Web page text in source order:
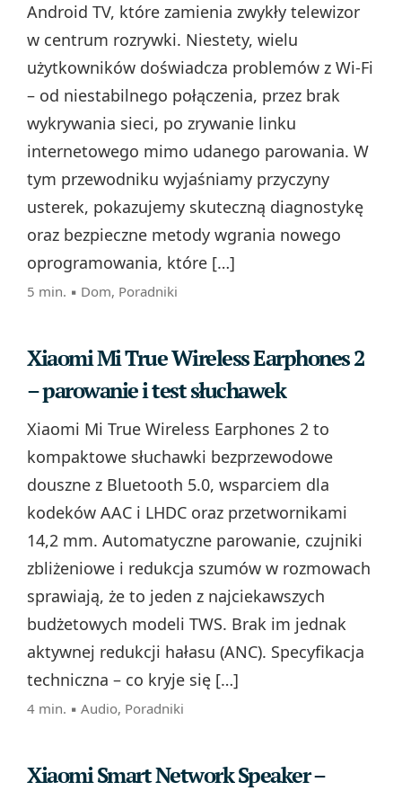
Android TV, które zamienia zwykły telewizor
w centrum rozrywki. Niestety, wielu
użytkowników doświadcza problemów z Wi‑Fi
– od niestabilnego połączenia, przez brak
wykrywania sieci, po zrywanie linku
internetowego mimo udanego parowania. W
tym przewodniku wyjaśniamy przyczyny
usterek, pokazujemy skuteczną diagnostykę
oraz bezpieczne metody wgrania nowego
oprogramowania, które […]
5 min. ▪ Dom, Poradniki
Xiaomi Mi True Wireless Earphones 2
– parowanie i test słuchawek
Xiaomi Mi True Wireless Earphones 2 to
kompaktowe słuchawki bezprzewodowe
douszne z Bluetooth 5.0, wsparciem dla
kodeków AAC i LHDC oraz przetwornikami
14,2 mm. Automatyczne parowanie, czujniki
zbliżeniowe i redukcja szumów w rozmowach
sprawiają, że to jeden z najciekawszych
budżetowych modeli TWS. Brak im jednak
aktywnej redukcji hałasu (ANC). Specyfikacja
techniczna – co kryje się […]
4 min. ▪ Audio, Poradniki
Xiaomi Smart Network Speaker –